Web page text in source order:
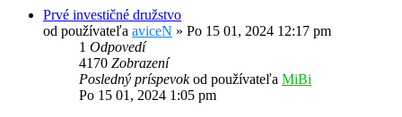
Prvé investičné družstvo
od používateľa aviceN » Po 15 01, 2024 12:17 pm
1 Odpovedí
4170 Zobrazení
Posledný príspevokod používateľa MiBi
Po 15 01, 2024 1:05 pm